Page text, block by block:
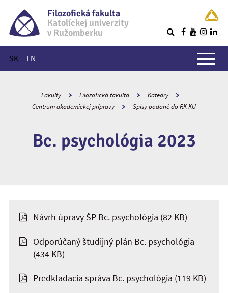
Filozofická fakulta
Katolíckej univerzity
v Ružomberku
SK EN
Hlavné menu
Fakulty Filozofická fakulta
Katedry
Centrum akademickej prípravy
Spisy podané do RK KU
Bc. psychológia 2023
Návrh úpravy ŠP Bc. psychológia (82 KB)
Odporúčaný študijný plán Bc. psychológia
(434 KB)
Predkladacia správa Bc. psychológia (119 KB)